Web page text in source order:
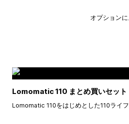
オプションに
Lomomatic 110 まとめ買いセット
Lomomatic 110をはじめとした110ライ